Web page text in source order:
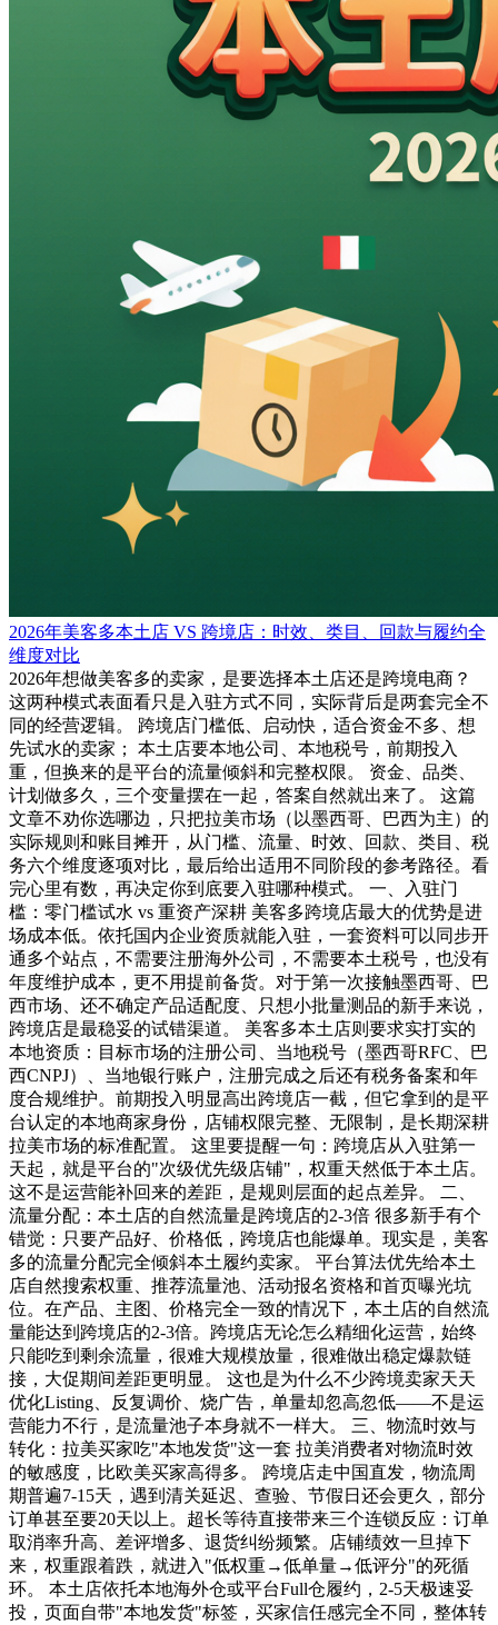
2026年美客多本土店 VS 跨境店：时效、类目、回款与履约全
维度对比
2026年想做美客多的卖家，是要选择本土店还是跨境电商？
这两种模式表面看只是入驻方式不同，实际背后是两套完全不
同的经营逻辑。 跨境店门槛低、启动快，适合资金不多、想
先试水的卖家； 本土店要本地公司、本地税号，前期投入
重，但换来的是平台的流量倾斜和完整权限。 资金、品类、
计划做多久，三个变量摆在一起，答案自然就出来了。 这篇
文章不劝你选哪边，只把拉美市场（以墨西哥、巴西为主）的
实际规则和账目摊开，从门槛、流量、时效、回款、类目、税
务六个维度逐项对比，最后给出适用不同阶段的参考路径。看
完心里有数，再决定你到底要入驻哪种模式。 一、入驻门
槛：零门槛试水 vs 重资产深耕 美客多跨境店最大的优势是进
场成本低。依托国内企业资质就能入驻，一套资料可以同步开
通多个站点，不需要注册海外公司，不需要本土税号，也没有
年度维护成本，更不用提前备货。对于第一次接触墨西哥、巴
西市场、还不确定产品适配度、只想小批量测品的新手来说，
跨境店是最稳妥的试错渠道。 美客多本土店则要求实打实的
本地资质：目标市场的注册公司、当地税号（墨西哥RFC、巴
西CNPJ）、当地银行账户，注册完成之后还有税务备案和年
度合规维护。前期投入明显高出跨境店一截，但它拿到的是平
台认定的本地商家身份，店铺权限完整、无限制，是长期深耕
拉美市场的标准配置。 这里要提醒一句：跨境店从入驻第一
天起，就是平台的"次级优先级店铺"，权重天然低于本土店。
这不是运营能补回来的差距，是规则层面的起点差异。 二、
流量分配：本土店的自然流量是跨境店的2-3倍 很多新手有个
错觉：只要产品好、价格低，跨境店也能爆单。现实是，美客
多的流量分配完全倾斜本土履约卖家。 平台算法优先给本土
店自然搜索权重、推荐流量池、活动报名资格和首页曝光坑
位。在产品、主图、价格完全一致的情况下，本土店的自然流
量能达到跨境店的2-3倍。跨境店无论怎么精细化运营，始终
只能吃到剩余流量，很难大规模放量，很难做出稳定爆款链
接，大促期间差距更明显。 这也是为什么不少跨境卖家天天
优化Listing、反复调价、烧广告，单量却忽高忽低——不是运
营能力不行，是流量池子本身就不一样大。 三、物流时效与
转化：拉美买家吃"本地发货"这一套 拉美消费者对物流时效
的敏感度，比欧美买家高得多。 跨境店走中国直发，物流周
期普遍7-15天，遇到清关延迟、查验、节假日还会更久，部分
订单甚至要20天以上。超长等待直接带来三个连锁反应：订单
取消率升高、差评增多、退货纠纷频繁。店铺绩效一旦掉下
来，权重跟着跌，就进入"低权重→低单量→低评分"的死循
环。 本土店依托本地海外仓或平台Full仓履约，2-5天极速妥
投，页面自带"本地发货"标签，买家信任感完全不同，整体转